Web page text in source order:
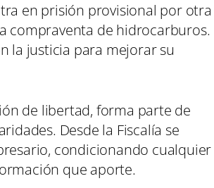
en prisión provisional por otra
compraventa de hidrocarburos.
la justicia para mejorar su
de libertad, forma parte de
Desde la Fiscalía se
condicionando cualquier
que aporte.